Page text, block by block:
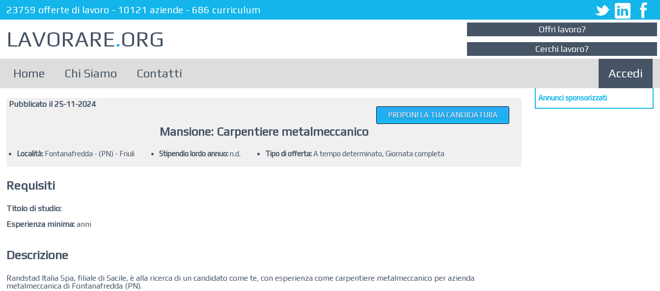
23759 offerte di lavoro - 10121 aziende - 686 curriculum
LAVORARE.ORG
Offri lavoro?
Cerchi lavoro?
Home Chi Siamo Contatti Accedi
Pubblicato il 25-11-2024
Mansione: Carpentiere metalmeccanico
PROPONI LA TUA CANDIDATURA
Località:Fontanafredda - (PN) - Friuli Stipendio lordo annuo:n.d. Tipo di offerta:A tempo determinato, Giornata completa
Requisiti
Titolo di studio:
Esperienza minima: anni
Descrizione
Randstad‌ ‌Italia‌ ‌Spa‌, ‌filiale di Sacile, è ‌alla‌ ‌ricerca‌ ‌di‌ ‌un candidato come‌ ‌te,‌ con‌ ‌esperienza‌ ‌come carpentiere metalmeccanico per azienda
metalmeccanica di Fontanafredda (PN).
Annunci sponsorizzati